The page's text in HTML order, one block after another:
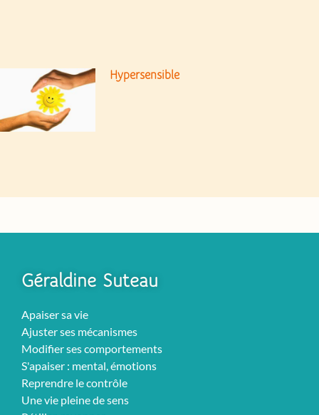
Hypersensible
Géraldine Suteau
Apaiser sa vie
Ajuster ses mécanismes
Modifier ses comportements
S'apaiser : mental, émotions
Reprendre le contrôle
Une vie pleine de sens